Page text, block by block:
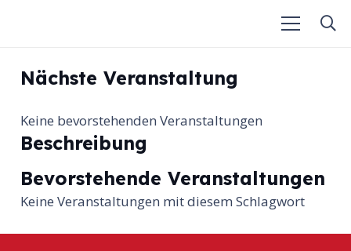
Nächste Veranstaltung
Keine bevorstehenden Veranstaltungen
Beschreibung
Bevorstehende Veranstaltungen
Keine Veranstaltungen mit diesem Schlagwort